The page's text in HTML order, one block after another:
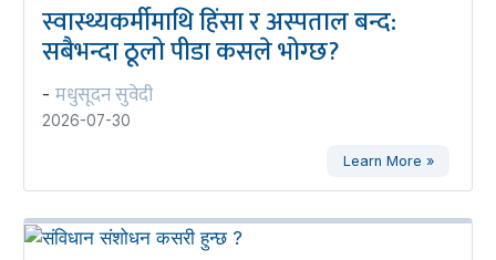
स्वास्थ्यकर्मीमाथि हिंसा र अस्पताल बन्द:
सबैभन्दा ठूलो पीडा कसले भोग्छ?
- मधुसूदन सुवेदी
2026-07-30
Learn More »